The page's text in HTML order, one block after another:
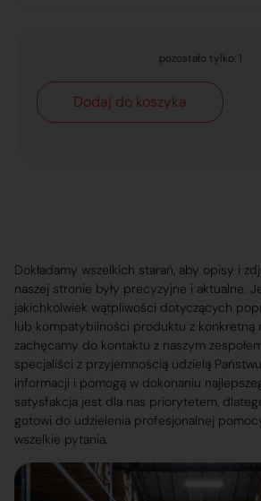
pozostało tylko: 1
Dodaj do koszyka
Dokładamy wszelkich starań, aby opisy i
naszej stronie były precyzyjne i aktualne.
jakichkolwiek wątpliwości dotyczących
lub kompatybilności produktu z konkretną
zachęcamy do kontaktu z naszym
specjaliści z przyjemnością udzielą
informacji i pomogą w dokonaniu
satysfakcja jest dla nas priorytetem,
gotowi do udzielenia profesjonalnej
wszelkie pytania.